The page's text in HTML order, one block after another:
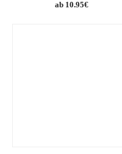
10.95€